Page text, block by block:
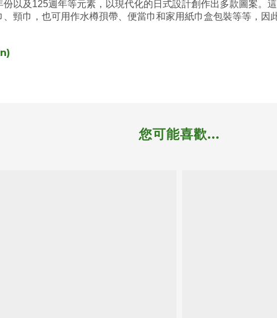
以及125週年等元素，以現代化的日式設計創作出多款圖案。
頸巾，也可用作水樽孭帶、便當巾和家用紙巾盒包裝等等，因
您可能喜歡...